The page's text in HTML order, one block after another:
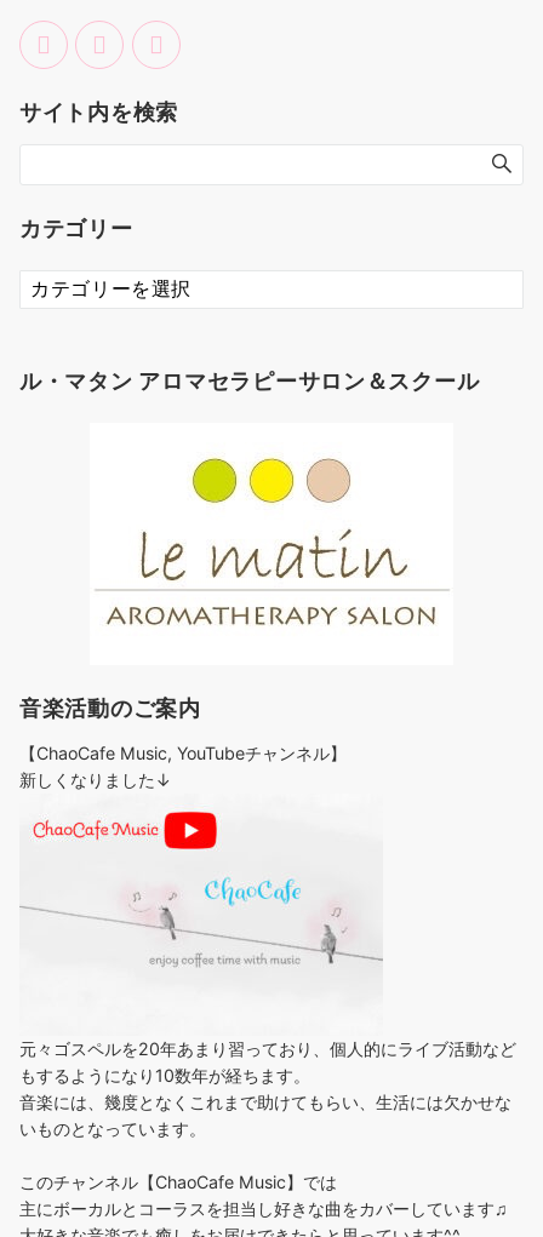
サイト内を検索
カテゴリー
カ
テ
ー
ル・マタン アロマセラピーサロン＆スクール
音楽活動のご案内
【ChaoCafe Music, YouTubeチャンネル】
新しくなりました↓
元々ゴスペルを20年あまり習っており、個人的にライブ活動など
もするようになり10数年が経ちます。
音楽には、幾度となくこれまで助けてもらい、生活には欠かせな
いものとなっています。
このチャンネル【ChaoCafe Music】では
主にボーカルとコーラスを担当し好きな曲をカバーしています♫